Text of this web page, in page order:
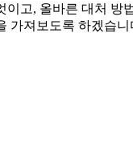
이고, 올바른 대처 방
가져보도록 하겠습니